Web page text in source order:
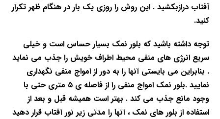
آفتاب درازبکشید . این روش را روزی یک بار در هنگام ظهر تکرار
کنید.
توجه داشته باشید که بلور نمک بسیار حساس است و خیلی
سریع انرژی های منفی محیط اطراف خویش را جذب می نماید
. بنابراین می بایستی آنها را به دور از امواج منفی نگهداری
نمایید .بلور نمک امواج منفی را از فاصله ی۵ متری حتی با
وجود مانع جذب می کند . بهتر است همیشه قبل و بعد از
استفاده از بلور های نمک ، آنها را مدتی زیر نور آفتاب قرار دهید